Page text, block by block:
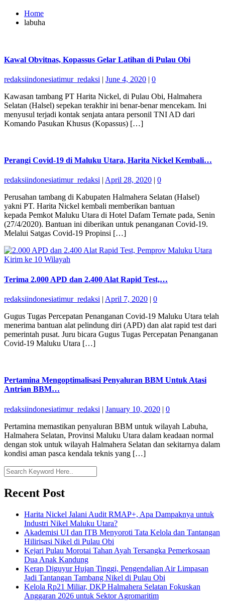
Home
labuha
Kawal Obvitnas, Kopassus Gelar Latihan di Pulau Obi
redaksiindonesiatimur_redaksi | June 4, 2020 | 0
Kawasan tambang PT Harita Nickel, di Pulau Obi, Halmahera
Selatan (Halsel) sepekan terakhir ini benar-benar mencekam. Ini
menyusul terjadi kontak senjata antara personil TNI AD dari
Komando Pasukan Khusus (Kopassus) […]
Perangi Covid-19 di Maluku Utara, Harita Nickel Kembali…
redaksiindonesiatimur_redaksi April 28, 2020
0
Perusahan tambang di Kabupaten Halmahera Selatan (Halsel)
yakni PT. Harita Nickel kembali memberikan bantuan
kepada Pemkot Maluku Utara di Hotel Dafam Ternate pada, Senin
(27/4/2020). Bantuan ini diberikan untuk penanganan Covid-19.
Melalui Satgas Covid-19 Propinsi […]
Terima 2.000 APD dan 2.400 Alat Rapid Test,…
redaksiindonesiatimur_redaksi | April 7, 2020 | 0
Gugus Tugas Percepatan Penanganan Covid-19 Maluku Utara telah
menerima bantuan alat pelindung diri (APD) dan alat rapid test dari
pemerintah pusat. Juru bicara Gugus Tugas Percepatan Penanganan
Covid-19 Maluku Utara […]
Pertamina Mengoptimalisasi Penyaluran BBM Untuk Atasi
Antrian BBM…
redaksiindonesiatimur_redaksi | January 10, 2020 | 0
Pertamina memastikan penyaluran BBM untuk wilayah Labuha,
Halmahera Selatan, Provinsi Maluku Utara dalam keadaan normal
dengan stok untuk wilayah Halmahera Selatan dan sekitarnya dalam
kondisi aman pasca kendala teknis yang […]
Recent Post
Harita Nickel Jalani Audit RMAP+, Apa Dampaknya untuk
Industri Nikel Maluku Utara?
Akademisi UI dan ITB Menyoroti Tata Kelola dan Tantangan
Hilirisasi Nikel di Pulau Obi
Kejari Pulau Morotai Tahan Ayah Tersangka Pemerkosaan
Dua Anak Kandung
Kerap Diguyur Hujan Tinggi, Pengendalian Air Limpasan
Jadi Tantangan Tambang Nikel di Pulau Obi
Kelola Rp21 Miliar, DKP Halmahera Selatan Fokuskan
Anggaran 2026 untuk Sektor Agromaritim